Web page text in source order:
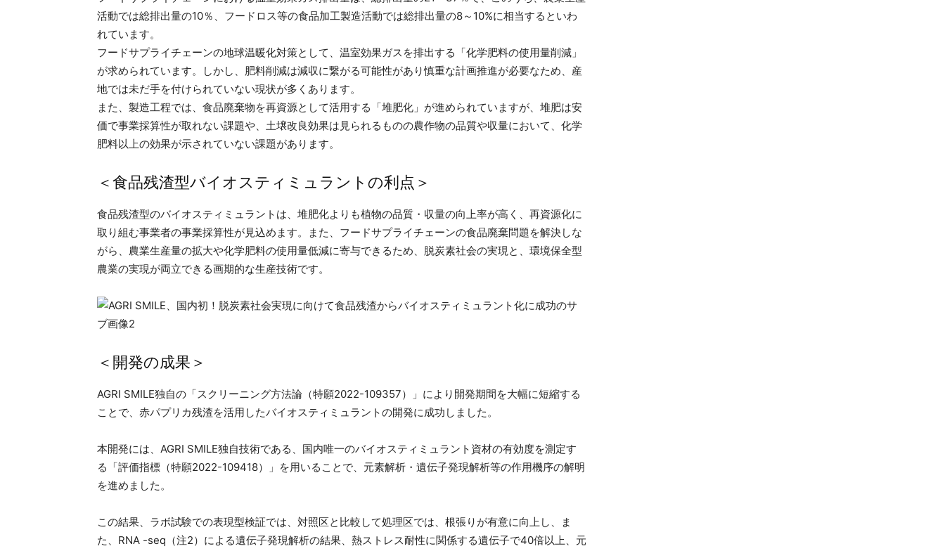
活動では総排出量の10％、フードロス等の食品加工製造活動では総排出量の8～10%に相当するといわ
れています。
フードサプライチェーンの地球温暖化対策として、温室効果ガスを排出する「化学肥料の使用量削減」
が求められています。しかし、肥料削減は減収に繋がる可能性があり慎重な計画推進が必要なため、産
地では未だ手を付けられていない現状が多くあります。
また、製造工程では、食品廃棄物を再資源として活用する「堆肥化」が進められていますが、堆肥は安
価で事業採算性が取れない課題や、土壌改良効果は見られるものの農作物の品質や収量において、化学
肥料以上の効果が示されていない課題があります。
＜食品残渣型バイオスティミュラントの利点＞
食品残渣型のバイオスティミュラントは、堆肥化よりも植物の品質・収量の向上率が高く、再資源化に
取り組む事業者の事業採算性が見込めます。また、フードサプライチェーンの食品廃棄問題を解決しな
がら、農業生産量の拡大や化学肥料の使用量低減に寄与できるため、脱炭素社会の実現と、環境保全型
農業の実現が両立できる画期的な生産技術です。
＜開発の成果＞
AGRI SMILE独自の「スクリーニング方法論（特願2022-109357）」により開発期間を大幅に短縮する
ことで、赤パプリカ残渣を活用したバイオスティミュラントの開発に成功しました。
本開発には、AGRI SMILE独自技術である、国内唯一のバイオスティミュラント資材の有効度を測定す
る「評価指標（特願2022-109418）」を用いることで、元素解析・遺伝子発現解析等の作用機序の解明
を進めました。
この結果、ラボ試験での表現型検証では、対照区と比較して処理区では、根張りが有意に向上し、ま
た、RNA -seq（注2）による遺伝子発現解析の結果、熱ストレス耐性に関係する遺伝子で40倍以上、元